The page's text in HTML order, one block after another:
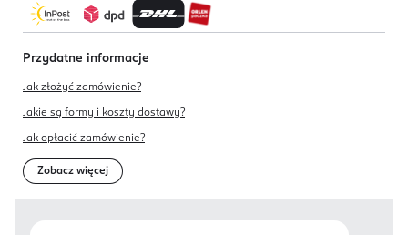
Przydatne informacje
Jak złożyć zamówienie?
Jakie są formy i koszty dostawy?
Jak opłacić zamówienie?
Zobacz więcej